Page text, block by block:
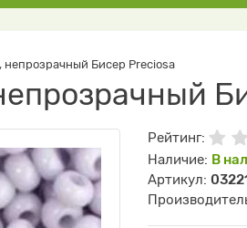
Бисер Preciosa
Рейтинг:
Наличие: В
Артикул: